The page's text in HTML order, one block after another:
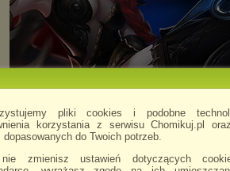
pliki cookies i podobne
korzystania z serwisu Chomikuj.pl
dopasowanych do Twoich potrzeb.
zmienisz ustawień dotyczących